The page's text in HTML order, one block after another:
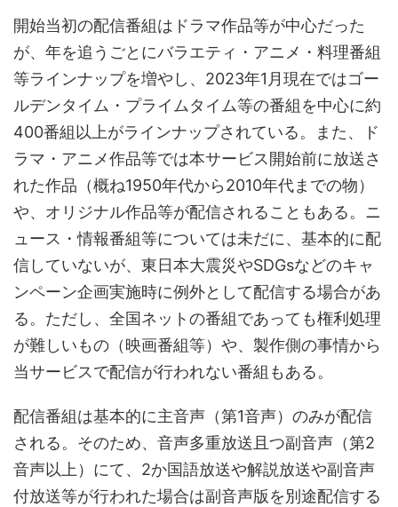
開始当初の配信番組はドラマ作品等が中心だった
が、年を追うごとにバラエティ・アニメ・料理番組
等ラインナップを増やし、2023年1月現在ではゴー
ルデンタイム・プライムタイム等の番組を中心に約
400番組以上がラインナップされている。また、ド
ラマ・アニメ作品等では本サービス開始前に放送さ
れた作品（概ね1950年代から2010年代までの物）
や、オリジナル作品等が配信されることもある。ニ
ュース・情報番組等については未だに、基本的に配
信していないが、東日本大震災やSDGsなどのキャ
ンペーン企画実施時に例外として配信する場合があ
る。ただし、全国ネットの番組であっても権利処理
が難しいもの（映画番組等）や、製作側の事情から
当サービスで配信が行われない番組もある。
配信番組は基本的に主音声（第1音声）のみが配信
される。そのため、音声多重放送且つ副音声（第2
音声以上）にて、2か国語放送や解説放送や副音声
付放送等が行われた場合は副音声版を別途配信する